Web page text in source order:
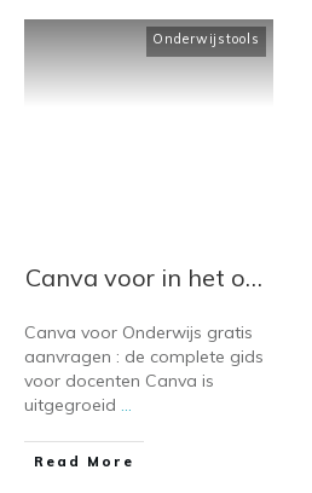
Onderwijstools
Canva voor in het onderwijs: profiteer van de gratis Canva licentie
Canva voor Onderwijs gratis
aanvragen : de complete gids
voor docenten Canva is
uitgegroeid ...
​Read More